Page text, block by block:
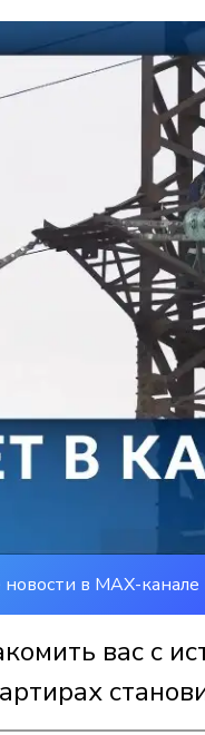
в MAX-
вас с